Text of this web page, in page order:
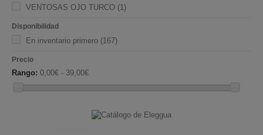
VENTOSAS OJO TURCO (1)
Disponibilidad
En inventario primero (167)
Precio
Rango: 0,00€ - 39,00€